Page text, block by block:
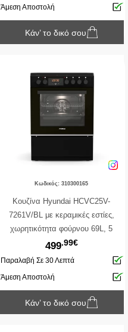
Άμεση Αποστολή
Κάν’ το δικό σου
Κωδικός: 310300165
Κουζίνα Hyundai HCVC25V-
7261V/BL με κεραμικές εστίες,
χωρητικότητα φούρνου 69L, 5
λειτουργίες ψησίματος και
ενεργειακή κλάση Α
499.99€
Παραλαβή Σε 30 Λεπτά
Άμεση Αποστολή
Κάν’ το δικό σου